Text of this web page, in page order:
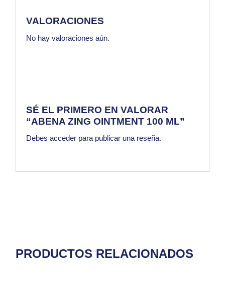
VALORACIONES
No hay valoraciones aún.
SÉ EL PRIMERO EN VALORAR
“ABENA ZING OINTMENT 100 ML”
Debesacceder para publicar una reseña.
PRODUCTOS RELACIONADOS